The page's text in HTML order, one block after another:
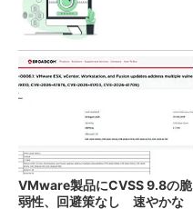
VMware製品にCVSS 9.8の脆
弱性、回避策なし 速やかな